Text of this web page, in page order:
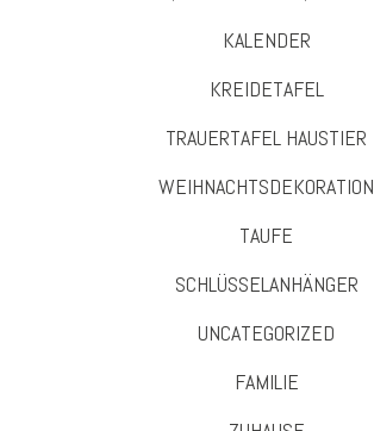
KALENDER
KREIDETAFEL
TRAUERTAFEL HAUSTIER
WEIHNACHTSDEKORATION
TAUFE
SCHLÜSSELANHÄNGER
UNCATEGORIZED
FAMILIE